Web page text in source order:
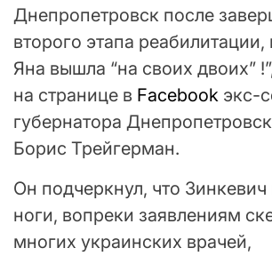
Днепропетровск после
второго этапа реабилитации,
Яна вышла “на своих двоих”
на странице в Facebook экс-
губернатора
Борис Трейгерман.
Он подчеркнул, что Зинкевич
ноги, вопреки заявлениям
многих украинских врачей,